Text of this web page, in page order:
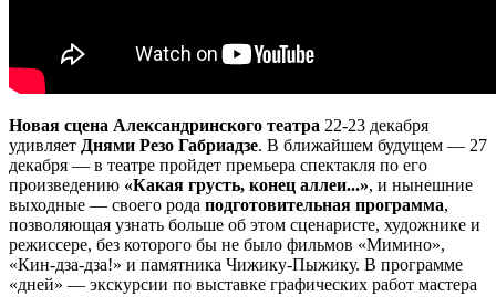
Новая сцена Александринского театра 22-23 декабря
удивляет Днями Резо Габриадзе. В ближайшем будущем — 27
декабря — в театре пройдет премьера спектакля по его
произведению «Какая грусть, конец аллеи...», и нынешние
выходные — своего рода подготовительная программа,
позволяющая узнать больше об этом сценаристе, художнике и
режиссере, без которого бы не было фильмов «Мимино»,
«Кин-дза-дза!» и памятника Чижику-Пыжику. В программе
«дней» — экскурсии по выставке графических работ мастера